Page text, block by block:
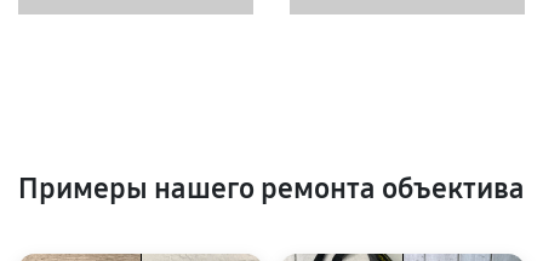
Примеры нашего ремонта объектива